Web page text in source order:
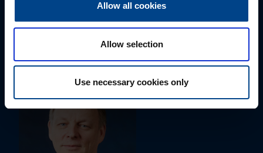
Allow all cookies
Allow selection
Use necessary cookies only
ALUEMYYNTIPÄÄLLIKKÖ, ITÄ-SUOMI
Susanna Ahokas
susanna.ahokas@utu.eu